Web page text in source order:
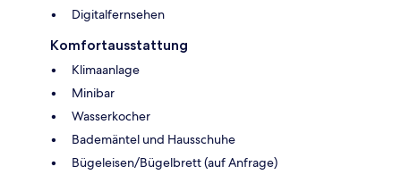
Digitalfernsehen
Komfortausstattung
Klimaanlage
Minibar
Wasserkocher
Bademäntel und Hausschuhe
Bügeleisen/Bügelbrett (auf Anfrage)